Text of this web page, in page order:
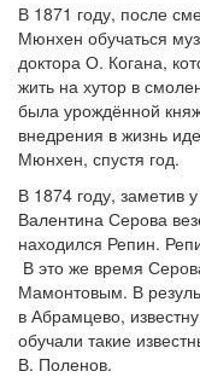
В 1871 году, после
Мюнхен обучаться
доктора О. Когана,
жить на хутор в
была урождённой
внедрения в жизнь
Мюнхен, спустя год.
В 1874 году, заметив
Валентина Серова
находился Репин.
В это же время
Мамонтовым. В
в Абрамцево,
обучали такие
В. Поленов.